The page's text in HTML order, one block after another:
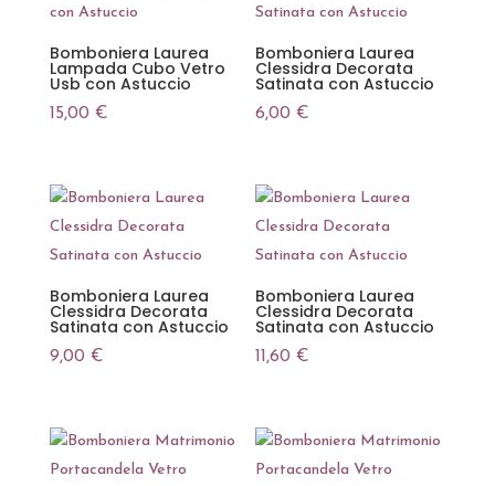
Bomboniera Laurea
Lampada Cubo Vetro
Usb con Astuccio
15,00 €
Bomboniera Laurea
Clessidra Decorata
Satinata con Astuccio
6,00€
Bomboniera Laurea
Clessidra Decorata
Satinata con Astuccio
9,00 €
Bomboniera Laurea
Clessidra Decorata
Satinata con Astuccio
11,60€